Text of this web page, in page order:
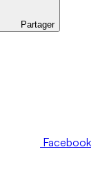
Partager
Facebook